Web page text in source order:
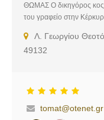
ΘΩΜΑΣ Ο δικηγόρος κος
του γραφείο στην
Λ. Γεωργίου
49132
tomat@otenet.gr